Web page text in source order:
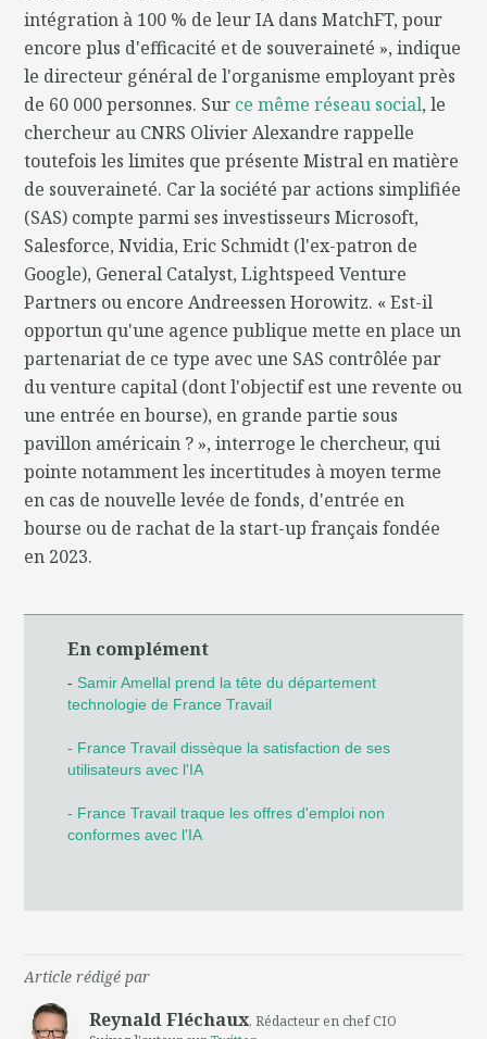
intégration à 100 % de leur IA dans MatchFT, pour
encore plus d'efficacité et de souveraineté », indique
le directeur général de l'organisme employant près
de 60 000 personnes. Sur ce même réseau social, le
chercheur au CNRS Olivier Alexandre rappelle
toutefois les limites que présente Mistral en matière
de souveraineté. Car la société par actions simplifiée
(SAS) compte parmi ses investisseurs Microsoft,
Salesforce, Nvidia, Eric Schmidt (l'ex-patron de
Google), General Catalyst, Lightspeed Venture
Partners ou encore Andreessen Horowitz. « Est-il
opportun qu'une agence publique mette en place un
partenariat de ce type avec une SAS contrôlée par
du venture capital (dont l'objectif est une revente ou
une entrée en bourse), en grande partie sous
pavillon américain ? », interroge le chercheur, qui
pointe notamment les incertitudes à moyen terme
en cas de nouvelle levée de fonds, d'entrée en
bourse ou de rachat de la start-up français fondée
en 2023.
En complément
-Samir Amellal prend la tête du département
technologie de France Travail
- France Travail dissèque la satisfaction de ses
utilisateurs avec l'IA
- France Travail traque les offres d'emploi non
conformes avec l'IA
Article rédigé par
Reynald Fléchaux, Rédacteur en chef CIO